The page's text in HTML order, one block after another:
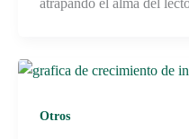
Otros